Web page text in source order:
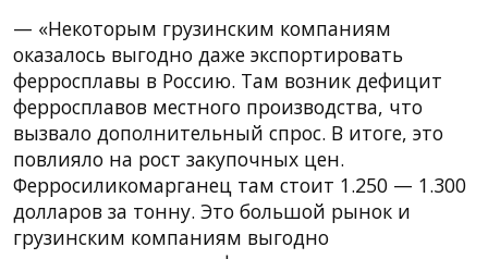
— «Некоторым грузинским компаниям
оказалось выгодно даже экспортировать
ферросплавы в Россию. Там возник дефицит
ферросплавов местного производства, что
вызвало дополнительный спрос. В итоге, это
повлияло на рост закупочных цен.
Ферросиликомарганец там стоит 1.250 — 1.300
долларов за тонну. Это большой рынок и
грузинским компаниям выгодно